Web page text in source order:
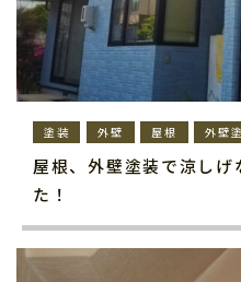
塗装 外壁 屋根 外壁
屋根、外壁塗装で涼し
た！